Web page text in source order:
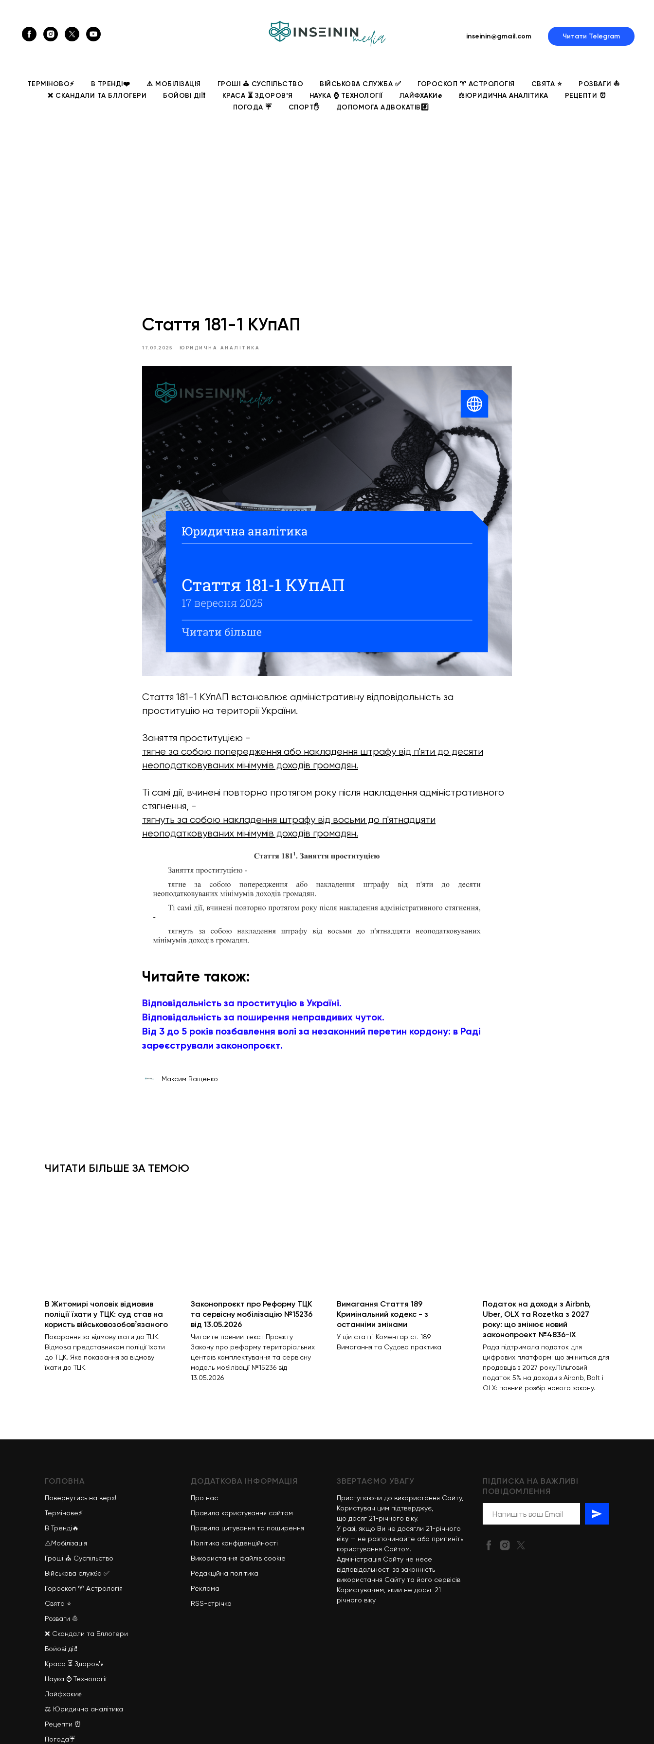
inseinin@gmail.com Читати Telegram
ТЕРМІНОВО⚡ В ТРЕНДІ❤️ ⚠️ МОБІЛІЗАЦІЯ ГРОШІ ⛪ СУСПІЛЬСТВО ВІЙСЬКОВА СЛУЖБА ✅ ГОРОСКОП ♈ АСТРОЛОГІЯ СВЯТА ⭐
РОЗВАГИ ⛵
❌ СКАНДАЛИ ТА БЛЛОГЕРИ
БОЙОВІ ДІЇ❗ КРАСА ⏳ ЗДОРОВʼЯ НАУКА ⌚ ТЕХНОЛОГІЇ ЛАЙФХАКИ✊ ⚖️ЮРИДИЧНА АНАЛІТИКА
РЕЦЕПТИ ⏰
ПОГОДА ☔
СПОРТ✋ ДОПОМОГА АДВОКАТІВ#️⃣
Стаття 181-1 КУпАП
17.09.2025 ЮРИДИЧНА АНАЛІТИКА
Стаття 181-1 КУпАП встановлює адміністративну відповідальність за
проституцію на території України.
Заняття проституцією -
тягне за собою попередження або накладення штрафу від п'яти до десяти
неоподатковуваних мінімумів доходів громадян.
Ті самі дії, вчинені повторно протягом року після накладення адміністративного
стягнення, -
тягнуть за собою накладення штрафу від восьми до п'ятнадцяти
неоподатковуваних мінімумів доходів громадян.
Читайте також:
Відповідальність за проституцію в Україні.
Відповідальність за поширення неправдивих чуток.
Від 3 до 5 років позбавлення волі за незаконний перетин кордону: в Раді
зареєстрували законопроєкт.
Максим Ващенко
ЧИТАТИ БІЛЬШЕ ЗА ТЕМОЮ
В Житомирі чоловік відмовив
поліції їхати у ТЦК: суд став на
користь військовозобовʼязаного
Покарання за відмову їхати до ТЦК.
Відмова представникам поліції їхати
до ТЦК. Яке покарання за відмову
їхати до ТЦК.
Законопроєкт про Реформу ТЦК
та сервісну мобілізацію №15236
від 13.05.2026
Читайте повний текст Проєкту
Закону про реформу територіальних
центрів комплектування та сервісну
модель мобілізації №15236 від
13.05.2026
Вимагання Стаття 189
Кримінальний кодекс - з
останніми змінами
У цій статті Коментар ст. 189
Вимагання та Судова практика
Податок на доходи з Airbnb,
Uber, OLX та Rozetka з 2027
року: що змінює новий
законопроект №4836-IX
Рада підтримала податок для
цифрових платформ: що зміниться для
продавців з 2027 року.Пільговий
податок 5% на доходи з Airbnb, Bolt і
OLX: повний розбір нового закону.
ГОЛОВНА
Повернутись на верх!
Термінове⚡
В Тренді🔥
⚠️Мобілізація
Гроші ⛪ Суспільство
Військова служба ✅
Гороскоп ♈ Астрологія
Свята ⭐
Розваги ⛵
❌ Скандали та Бллогери
Бойові дії❗
Краса ⏳ Здоровʼя
Наука ⌚ Технології
Лайфхаки✊
⚖️ Юридична аналітика
Рецепти ⏰
Погода☔
ДОДАТКОВА ІНФОРМАЦІЯ
Про нас
Правила користування сайтом
Правила цитування та поширення
Політика конфіденційності
Використання файлів cookie
Редакційна політика
Реклама
RSS-стрічка
ЗВЕРТАЄМО УВАГУ
Приступаючи до використання Сайту,
Користувач цим підтверджує,
що досяг 21-річного віку.
У разі, якщо Ви не досягли 21-річного
віку — не розпочинайте або припиніть
користування Сайтом.
Адміністрація Сайту не несе
відповідальності за законність
використання Сайту та його сервісів
Користувачем, який не досяг 21-
річного віку
ПІДПИСКА НА ВАЖЛИВІ
ПОВІДОМЛЕННЯ